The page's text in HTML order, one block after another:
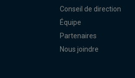
Conseil de direction
Équipe
Partenaires
Nous joindre